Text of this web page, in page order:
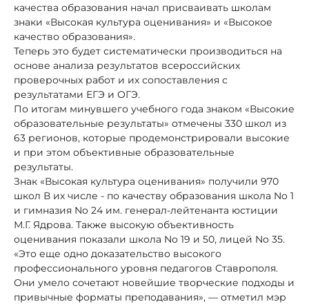
качества образования начал присваивать школам
знаки «Высокая культура оценивания» и «Высокое
качество образования».
Теперь это будет систематически производиться на
основе анализа результатов всероссийских
проверочных работ и их сопоставления с
результатами ЕГЭ и ОГЭ.
По итогам минувшего учебного года знаком «Высокие
образовательные результаты» отмечены 330 школ из
63 регионов, которые продемонстрировали высокие
и при этом объективные образовательные
результаты.
Знак «Высокая культура оценивания» получили 970
школ В их числе - по качеству образования школа No 1
и гимназия No 24 им. генерал-лейтенанта юстиции
М.Г. Ядрова. Также высокую объективность
оценивания показали школа No 19 и 50, лицей No 35.
«Это еще одно доказательство высокого
профессионального уровня педагогов Ставрополя.
Они умело сочетают новейшие творческие подходы и
привычные форматы преподавания», — отметил мэр